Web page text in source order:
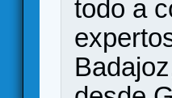
todo a